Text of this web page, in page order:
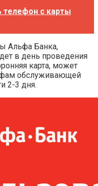
телефон с карты
Альфа Банка,
в день проведения
карта, может
обслуживающей
2-3 дня.